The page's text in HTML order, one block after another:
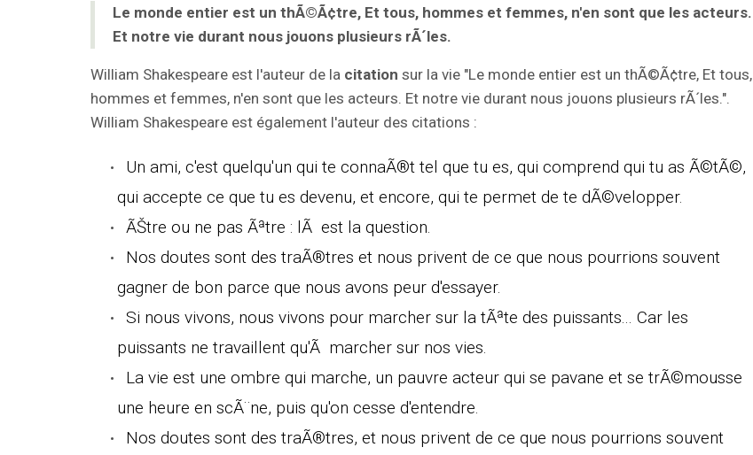
Le monde entier est un thÃ©Ã¢tre, Et tous, hommes et femmes, n'en sont que les acteurs.
Et notre vie durant nous jouons plusieurs rÃ´les.
William Shakespeare est l'auteur de la citation sur la vie "Le monde entier est un thÃ©Ã¢tre, Et tous,
hommes et femmes, n'en sont que les acteurs. Et notre vie durant nous jouons plusieurs rÃ´les.".
William Shakespeare est également l'auteur des citations :
Un ami, c'est quelqu'un qui te connaÃ®t tel que tu es, qui comprend qui tu as Ã©tÃ©,
qui accepte ce que tu es devenu, et encore, qui te permet de te dÃ©velopper.
ÃŠtre ou ne pas Ãªtre : lÃ est la question.
Nos doutes sont des traÃ®tres et nous privent de ce que nous pourrions souvent
gagner de bon parce que nous avons peur d'essayer.
Si nous vivons, nous vivons pour marcher sur la tÃªte des puissants... Car les
puissants ne travaillent qu'Ã marcher sur nos vies.
La vie est une ombre qui marche, un pauvre acteur qui se pavane et se trÃ©mousse
une heure en scÃ¨ne, puis qu'on cesse d'entendre.
Nos doutes sont des traÃ®tres, et nous privent de ce que nous pourrions souvent